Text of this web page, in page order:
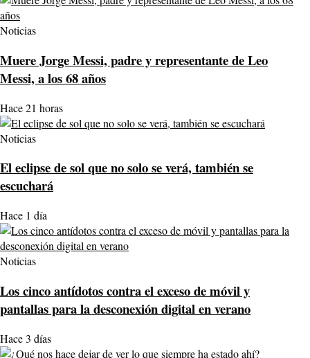
Noticias
Muere Jorge Messi, padre y representante de Leo
Messi, a los 68 años
Hace 21 horas
Noticias
El eclipse de sol que no solo se verá, también se
escuchará
Hace 1 día
Noticias
Los cinco antídotos contra el exceso de móvil y
pantallas para la desconexión digital en verano
Hace 3 días